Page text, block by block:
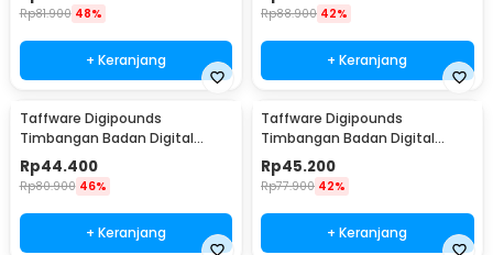
SH-Y01
Rp81.900 48%
+ Keranjang
SH-Y01-U1
Rp88.900 42%
+ Keranjang
Taffware Digipounds
Timbangan Badan Digital
Scale Rechargeable 180kg -
SC-12U
Rp44.400
Rp80.900 46%
+ Keranjang
Taffware Digipounds
Timbangan Badan Digital
Scale Rechargeable 180kg -
SC-15U
Rp45.200
Rp77.900 42%
+ Keranjang